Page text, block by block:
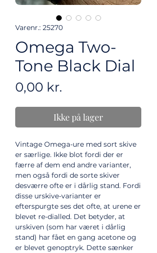
Varenr.: 25270
Omega Two-
Tone Black Dial
0,00 kr.
Ikke på lager
Vintage Omega-ure med sort skive
er særlige. Ikke blot fordi der er
færre af dem end andre varianter,
men også fordi de sorte skiver
desværre ofte er i dårlig stand. Fordi
disse urskive-varianter er
efterspurgte ses det ofte, at urene er
blevet re-dialled. Det betyder, at
urskiven (som har været i dårlig
stand) har fået en gang acetone og
er blevet genoptryk. Dette sænker